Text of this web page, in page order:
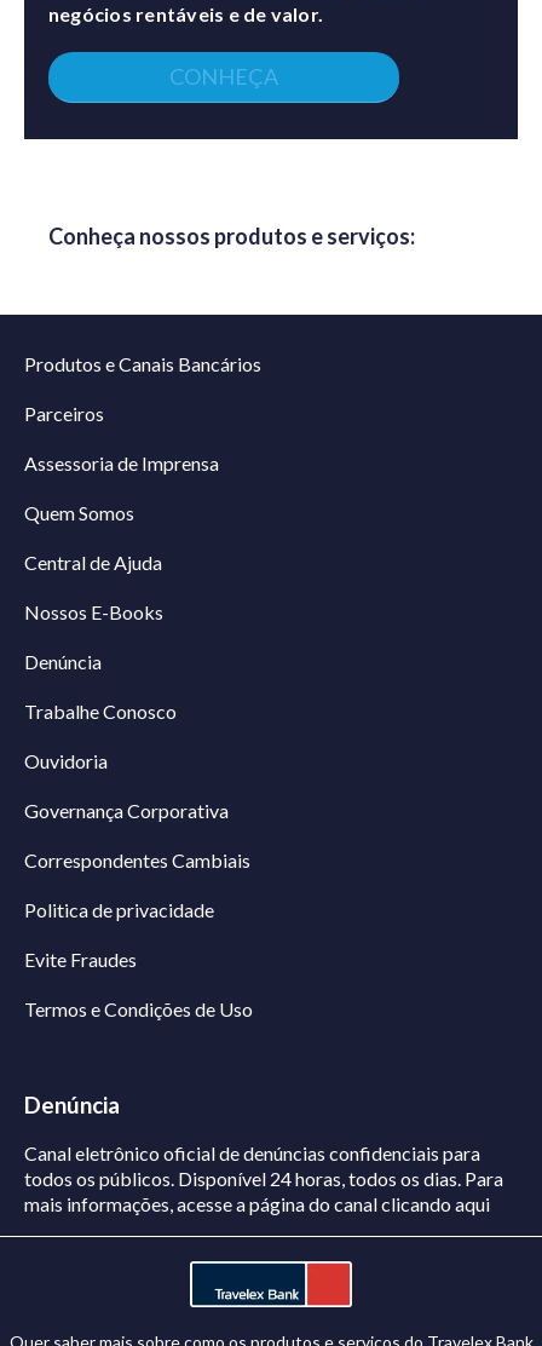
negócios rentáveis e de valor.
CONHEÇA
Conheça nossos produtos e serviços:
Produtos e Canais Bancários
Parceiros
Assessoria de Imprensa
Quem Somos
Central de Ajuda
Nossos E-Books
Denúncia
Trabalhe Conosco
Ouvidoria
Governança Corporativa
Correspondentes Cambiais
Politica de privacidade
Evite Fraudes
Termos e Condições de Uso
Denúncia
Canal eletrônico oficial de denúncias confidenciais para
todos os públicos. Disponível 24 horas, todos os dias. Para
mais informações, acesse a página do canalclicando aqui